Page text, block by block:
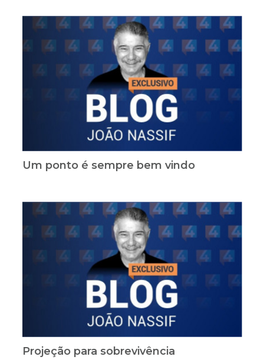
Um ponto é sempre bem vindo
Projeção para sobrevivência